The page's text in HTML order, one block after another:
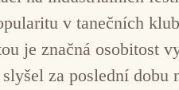
v tanečních
je značná osobitost
za poslední dobu